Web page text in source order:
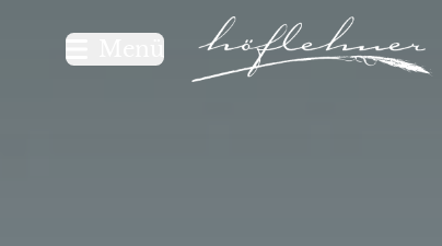
Menü
Logo Natur- und